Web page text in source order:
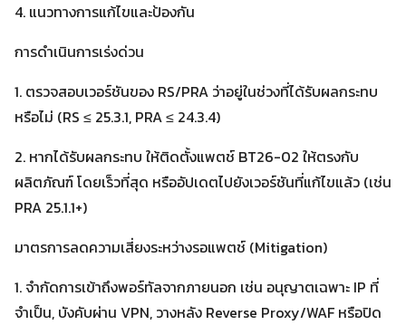
Search
for:
4. แนวทางการแก้ไขและป้องกัน
การดำเนินการเร่งด่วน
1. ตรวจสอบเวอร์ชันของ RS/PRA ว่าอยู่ในช่วงที่ได้รับผลกระทบ
หรือไม่ (RS ≤ 25.3.1, PRA ≤ 24.3.4)
2. หากได้รับผลกระทบ ให้ติดตั้งแพตช์ BT26-02 ให้ตรงกับ
ผลิตภัณฑ์ โดยเร็วที่สุด หรืออัปเดตไปยังเวอร์ชันที่แก้ไขแล้ว (เช่น
PRA 25.1.1+)
มาตรการลดความเสี่ยงระหว่างรอแพตช์ (Mitigation)
1. จำกัดการเข้าถึงพอร์ทัลจากภายนอก เช่น อนุญาตเฉพาะ IP ที่
จำเป็น, บังคับผ่าน VPN, วางหลัง Reverse Proxy/WAF หรือปิด